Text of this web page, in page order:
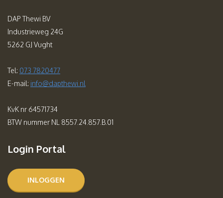
DAP Thewi BV
Industrieweg 24G
5262 GJ Vught
Tel: 073 7820477
E-mail: info@dapthewi.nl
KvK nr 64571734
BTW nummer NL 8557.24.857.B.01
Login Portal
INLOGGEN